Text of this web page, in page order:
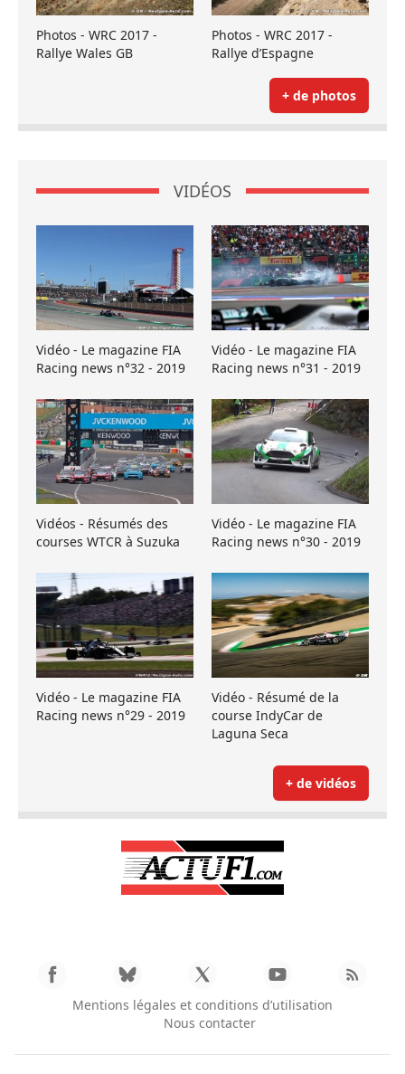
Photos - WRC 2017 -
Rallye Wales GB
Photos - WRC 2017 -
Rallye d’Espagne
+ de photos
VIDÉOS
Vidéo - Le magazine FIA
Racing news n°32 - 2019
Vidéo - Le magazine FIA
Racing news n°31 - 2019
Vidéos - Résumés des
courses WTCR à Suzuka
Vidéo - Le magazine FIA
Racing news n°30 - 2019
Vidéo - Le magazine FIA
Racing news n°29 - 2019
Vidéo - Résumé de la
course IndyCar de
Laguna Seca
+ de vidéos
Mentions légales et conditions d’utilisation
Nous contacter